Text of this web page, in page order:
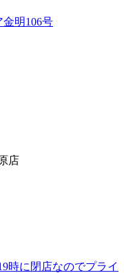
明106号
店
時に閉店なのでプライ